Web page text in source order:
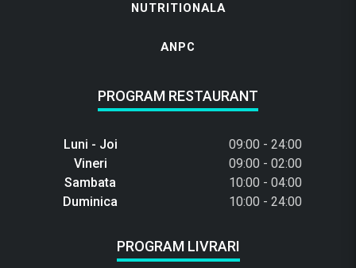
NUTRITIONALA
ANPC
PROGRAM RESTAURANT
Luni - Joi
09:00 - 24:00
Vineri
09:00 - 02:00
Sambata
10:00 - 04:00
Duminica
10:00 - 24:00
PROGRAM LIVRARI